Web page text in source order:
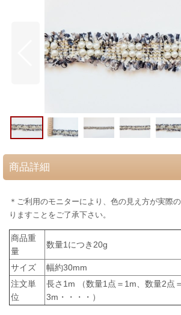
商品詳細
＊ご利用のモニターにより、色の見え方が実際
りますことをご了承下さい。
商品重
量
数量1につき20g
サイズ
幅約30mm
注文単
位
長さ1m （数量1点＝1m、数量2点
3m・・・・）